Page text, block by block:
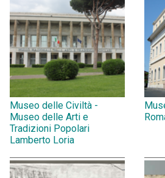
Museo delle Civiltà -
Museo delle Arti e
Tradizioni Popolari
Lamberto Loria